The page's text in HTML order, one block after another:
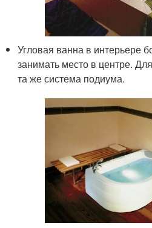
Угловая ванна в интерьере
занимать место в центре.
та же система подиума.